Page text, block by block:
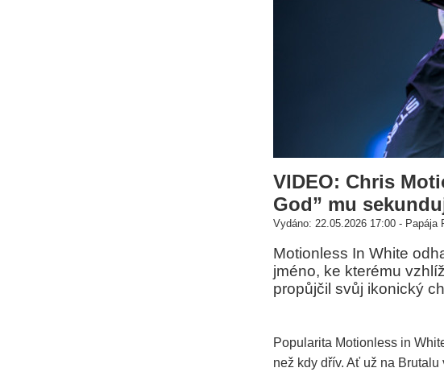
VIDEO: Chris
God” mu
Vydáno: 22.05.2026 17:00 - Papája
Motionless In White
jméno, ke kterému
propůjčil svůj ikonický
Popularita Motionless in
než kdy dřív. Ať už na